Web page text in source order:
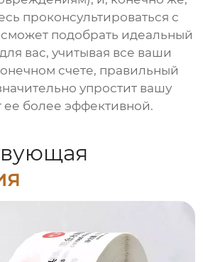
проконсультироваться с
подобрать идеальный
вас, учитывая все ваши
счете, правильный
упростит вашу
ее более эффективной.